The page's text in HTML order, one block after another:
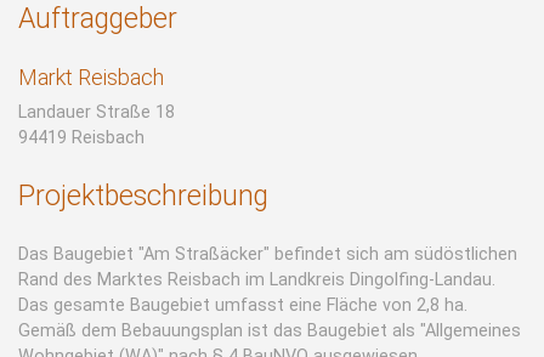
Auftraggeber
Markt Reisbach
Landauer Straße 18
94419 Reisbach
Projektbeschreibung
Das Baugebiet "Am Straßäcker" befindet sich am südöstlichen
Rand des Marktes Reisbach im Landkreis Dingolfing-Landau.
Das gesamte Baugebiet umfasst eine Fläche von 2,8 ha.
Gemäß dem Bebauungsplan ist das Baugebiet als "Allgemeines